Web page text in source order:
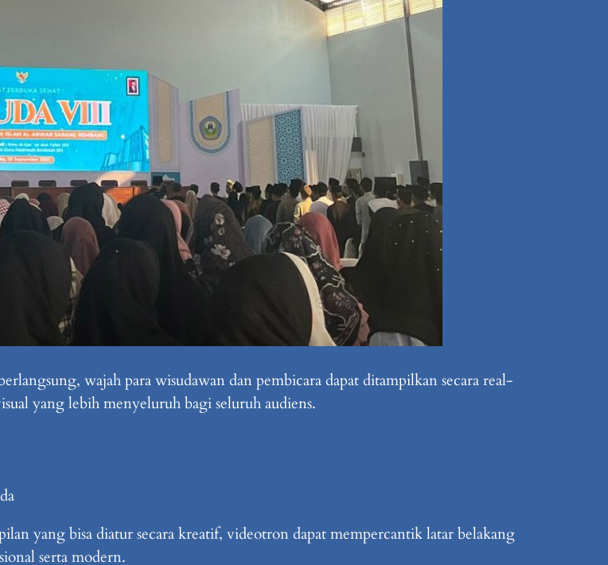
wajah para wisudawan dan pembicara dapat ditampilkan secara real-
yang lebih menyeluruh bagi seluruh audiens.
yang bisa diatur secara kreatif, videotron dapat mempercantik latar belakang
serta modern.